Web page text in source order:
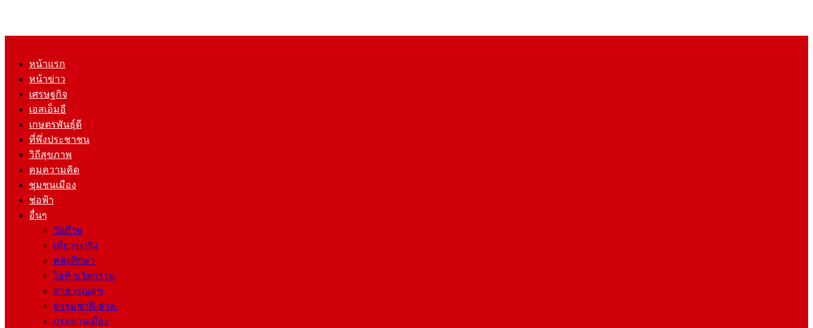
หน้าแรก
หน้าข่าว
เศรษฐกิจ
เอสเอ็มอี
เกษตรพันธุ์ดี
ที่พึ่งประชาชน
วิถีสุขภาพ
คมความคิด
ชุมชนเมือง
ช่อฟ้า
อื่นๆ
วัยต๊าช
เที่ยวระเริง
คลังศึกษา
ไอที-นวัตกรรม
สาธารณสุข
ธรรมชาติ-สวล.
กระดานเมือง